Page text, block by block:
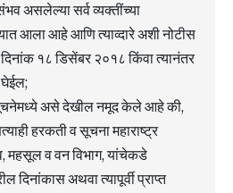
संभव असलेल्या सर्व व्यक्तींच्या
आला आहे आणि त्याव्दारे अशी नोटीस
१८ डिसेंबर २०१८ किंवा त्यानंतर
घेईल;
असे देखील नमूद केले आहे की,
हरकती व सूचना महाराष्ट्र
महसूल व वन विभाग, यांचेकडे
दिनांकास अथवा त्यापूर्वी प्राप्त